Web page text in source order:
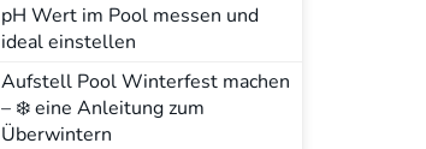
pH Wert im Pool messen und
ideal einstellen
Aufstell Pool Winterfest machen
– ❄️ eine Anleitung zum
Überwintern